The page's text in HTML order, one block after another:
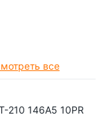
все
210 146A5 10PR